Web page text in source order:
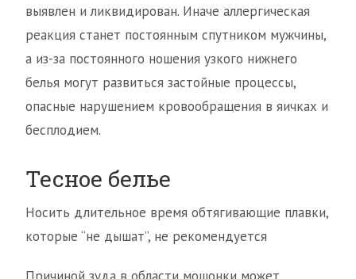
выявлен и ликвидирован. Иначе аллергическая
реакция станет постоянным спутником мужчины,
а из-за постоянного ношения узкого нижнего
белья могут развиться застойные процессы,
опасные нарушением кровообращения в яичках и
бесплодием.
Тесное белье
Носить длительное время обтягивающие плавки,
которые “не дышат”, не рекомендуется